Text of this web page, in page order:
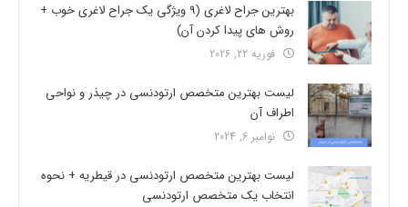
بهترین جراح لاغری (9 ویژگی یک جراح لاغری خوب +
روش های پیدا کردن آن)
فوریه 22, 2026
لیست بهترین متخصص ارتودنسی در چیذر و نواحی
اطراف آن
نوامبر 6, 2024
لیست بهترین متخصص ارتودنسی در قیطریه + نحوه
انتخاب یک متخصص ارتودنسی